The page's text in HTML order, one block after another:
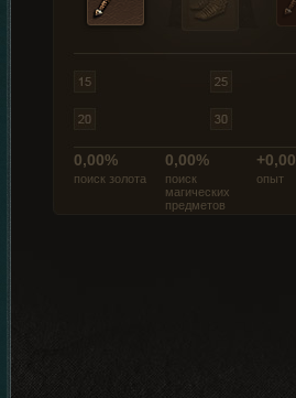
0,00%
поиск золота
0,00%
поиск
магических
предметов
+0,00
опыт